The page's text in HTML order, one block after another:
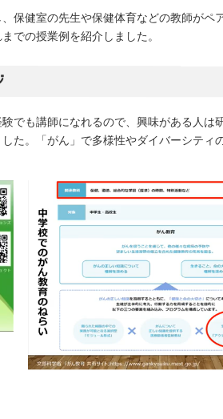
保健室の先生や保健体育などの教師がペ
での授業例を紹介しました。
でも講師になれるので、興味がある人は
た。「がん」で多様性やダイバーシティ